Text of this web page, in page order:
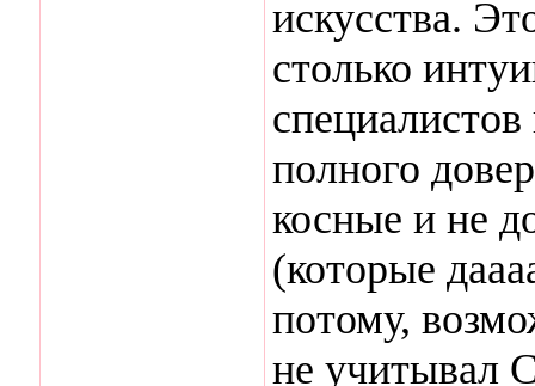
искусства.
столько
полного
косные и не
(которые
потому,
не учитывал